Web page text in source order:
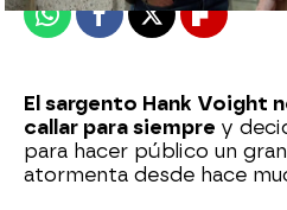
WhatsappFacebook
X Flipboard
El sargento Hank Voight
callar para siempre y
para hacer público un
atormenta desde hace